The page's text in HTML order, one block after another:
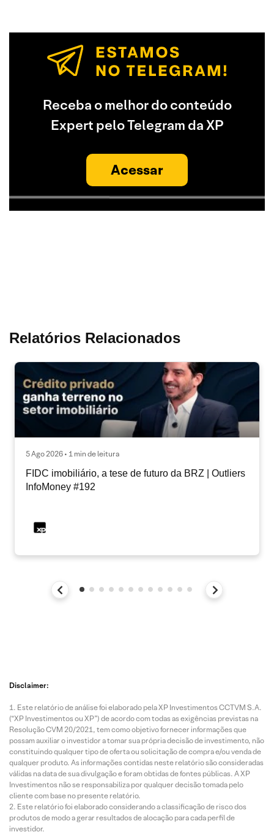
Receba o melhor do conteúdo
Expert pelo Telegram da XP
Acessar
Relatórios Relacionados
5 Ago 2026 • 1 min de leitura
FIDC imobiliário, a tese de futuro da BRZ | Outliers
InfoMoney #192
Disclaimer:
Este relatório de análise foi elaborado pela XP Investimentos CCTVM S.A.
(“XP Investimentos ou XP”) de acordo com todas as exigências previstas na
Resolução CVM 20/2021, tem como objetivo fornecer informações que
possam auxiliar o investidor a tomar sua própria decisão de investimento, não
constituindo qualquer tipo de oferta ou solicitação de compra e/ou venda de
qualquer produto. As informações contidas neste relatório são consideradas
válidas na data de sua divulgação e foram obtidas de fontes públicas. A XP
Investimentos não se responsabiliza por qualquer decisão tomada pelo
cliente com base no presente relatório.
Este relatório foi elaborado considerando a classificação de risco dos
produtos de modo a gerar resultados de alocação para cada perfil de
investidor.